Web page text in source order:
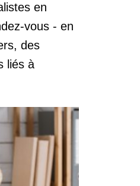
en
vous - en
des
liés à